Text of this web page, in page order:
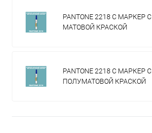
PANTONE 2218 C МАРКЕР С
МАТОВОЙ КРАСКОЙ
PANTONE 2218 C МАРКЕР С
ПОЛУМАТОВОЙ КРАСКОЙ